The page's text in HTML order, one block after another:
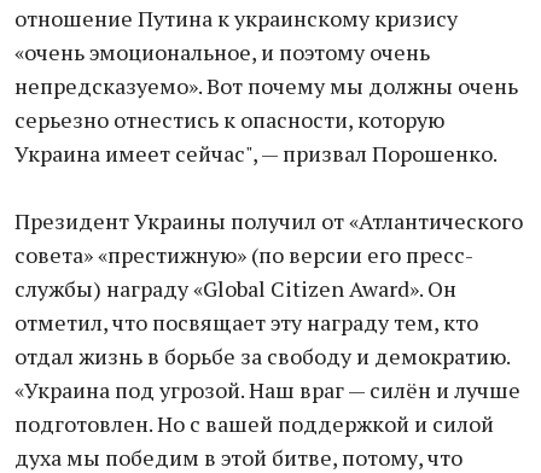
отношение Путина к украинскому кризису
«очень эмоциональное, и поэтому очень
непредсказуемо». Вот почему мы должны очень
серьезно отнестись к опасности, которую
Украина имеет сейчас", — призвал Порошенко.
Президент Украины получил от «Атлантического
совета» «престижную» (по версии его пресс-
службы) награду «Global Citizen Award». Он
отметил, что посвящает эту награду тем, кто
отдал жизнь в борьбе за свободу и демократию.
«Украина под угрозой. Наш враг — силён и лучше
подготовлен. Но с вашей поддержкой и силой
духа мы победим в этой битве, потому, что